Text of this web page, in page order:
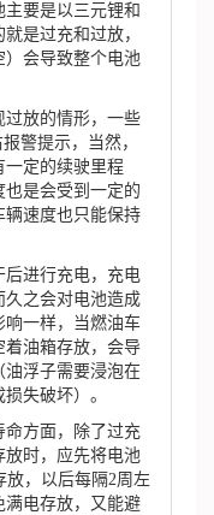
要是以三元锂和
是过充和过放，
）会导致整个电池
放的情形，一些
警提示，当然，
一定的续驶里程
是会受到一定的
辆速度也只能保持
进行充电，充电
久之会对电池造成
响一样，当燃油车
着油箱存放，会导
油浮子需要浸泡在
失破坏）。
方面，除了过充
放时，应先将电池
放，以后每隔2周左
满电存放，又能避